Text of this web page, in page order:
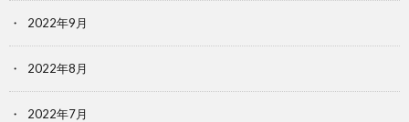
2022年9月
2022年8月
2022年7月